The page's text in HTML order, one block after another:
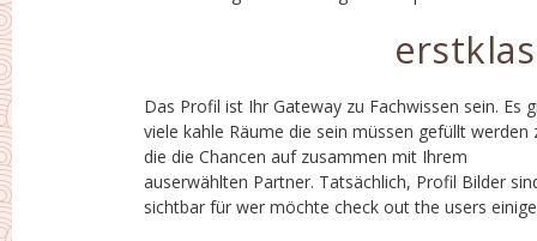
Das Profil ist Ihr Gateway zu Fachwissen sein. Es
viele kahle Räume die sein müssen gefüllt werden
die die Chancen auf zusammen mit Ihrem
auserwählten Partner. Tatsächlich, Profil Bilder
sichtbar für wer möchte check out the users einiger
site Personen. Aber jeder Benutzer sollte
dass Profil Details und Details sein können
später, und alle das kann sein kostenlos zu nutzen.
Vor dem Website Profil ist vollständig